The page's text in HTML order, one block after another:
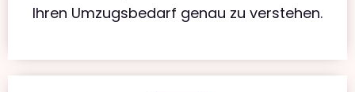
Ihren Umzugsbedarf genau zu verstehen.